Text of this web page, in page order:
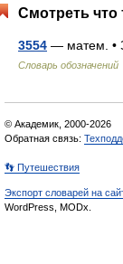
Смотреть что
3554 — матем. •
Словарь обозначений
© Академик, 2000-2026
Обратная связь:
👣 Путешествия
Экспорт словарей на
WordPress, MODx.